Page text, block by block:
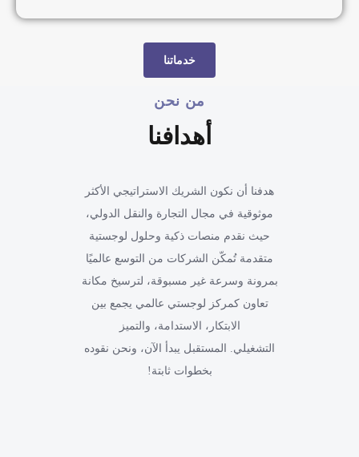
خدماتنا
من نحن
أهدافنا
هدفنا أن نكون الشريك الاستراتيجي الأكثر
موثوقية في مجال التجارة والنقل الدولي،
حيث نقدم منصات ذكية وحلول لوجستية
متقدمة تُمكّن الشركات من التوسع عالميًا
بمرونة وسرعة غير مسبوقة، لترسيخ مكانة
تعاون كمركز لوجستي عالمي يجمع بين
الابتكار، الاستدامة، والتميز
التشغيلي. المستقبل يبدأ الآن، ونحن نقوده
بخطوات ثابتة!